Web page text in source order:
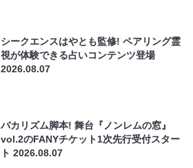
シークエンスはやとも監修! ペアリング霊
視が体験できる占いコンテンツ登場
2026.08.07
バカリズム脚本! 舞台『ノンレムの窓』
vol.2のFANYチケット1次先行受付スター
ト2026.08.07